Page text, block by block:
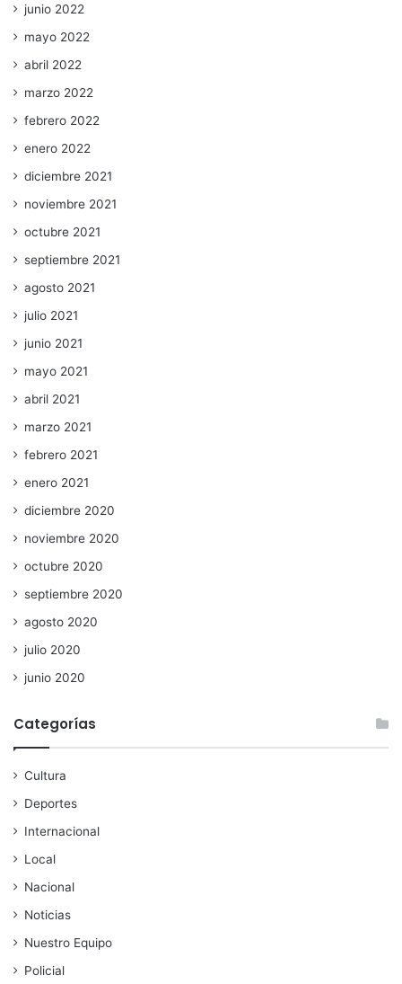
junio 2022
mayo 2022
abril 2022
marzo 2022
febrero 2022
enero 2022
diciembre 2021
noviembre 2021
octubre 2021
septiembre 2021
agosto 2021
julio 2021
junio 2021
mayo 2021
abril 2021
marzo 2021
febrero 2021
enero 2021
diciembre 2020
noviembre 2020
octubre 2020
septiembre 2020
agosto 2020
julio 2020
junio 2020
Categorías
Cultura
Deportes
Internacional
Local
Nacional
Noticias
Nuestro Equipo
Policial